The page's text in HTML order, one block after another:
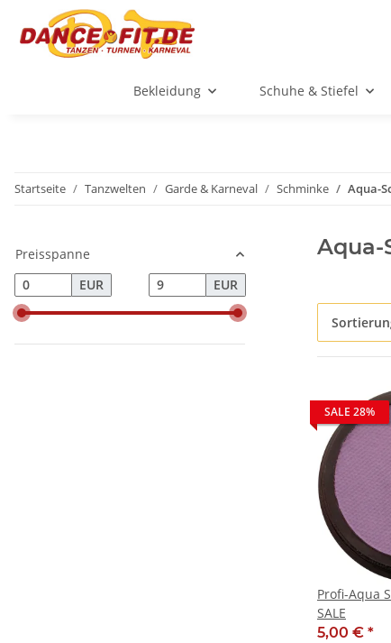
Bekleidung Schuhe & Stiefel
Startseite Tanzwelten Garde & Karneval Schminke Aqua-
Aqua-
SALE 28%
Profi-Aqua
SALE
5,00 € *
Preisspanne
EUR
EUR